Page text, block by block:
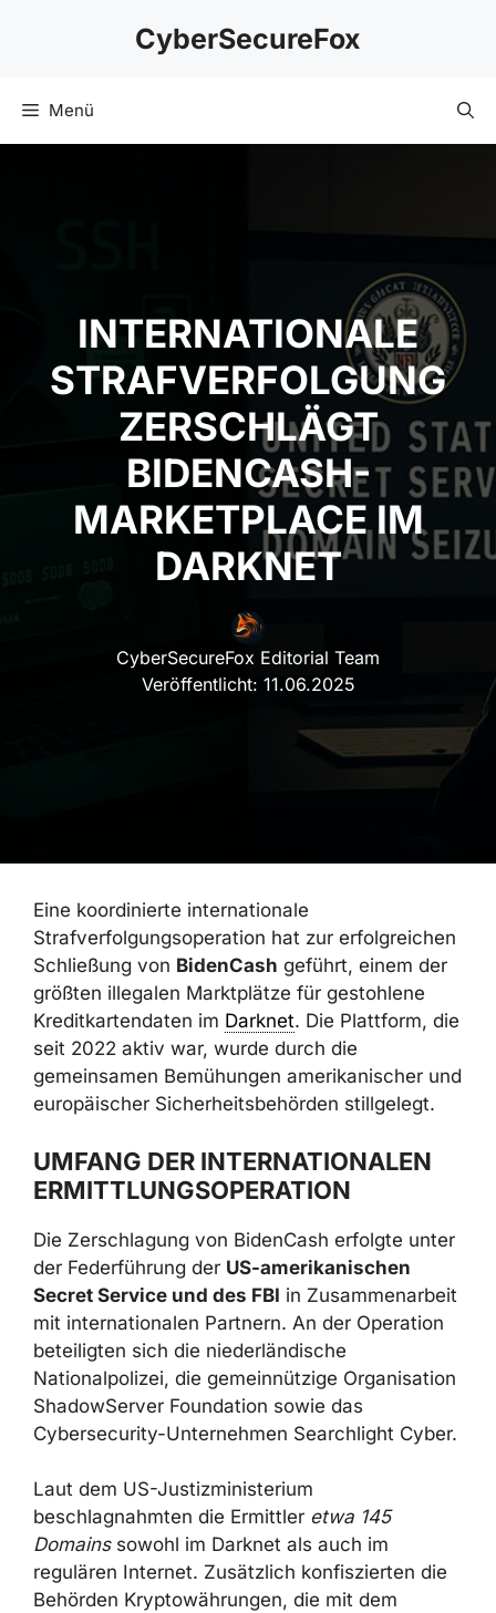
CyberSecureFox
Menü
INTERNATIONALE
STRAFVERFOLGUNG
ZERSCHLÄGT
BIDENCASH-
MARKETPLACE IM
DARKNET
CyberSecureFox Editorial Team
Veröffentlicht: 11.06.2025
Eine koordinierte internationale
Strafverfolgungsoperation hat zur erfolgreichen
Schließung von BidenCash geführt, einem der
größten illegalen Marktplätze für gestohlene
Kreditkartendaten im Darknet. Die Plattform, die
seit 2022 aktiv war, wurde durch die
gemeinsamen Bemühungen amerikanischer und
europäischer Sicherheitsbehörden stillgelegt.
UMFANG DER INTERNATIONALEN
ERMITTLUNGSOPERATION
Die Zerschlagung von BidenCash erfolgte unter
der Federführung der US-amerikanischen
Secret Service und des FBI in Zusammenarbeit
mit internationalen Partnern. An der Operation
beteiligten sich die niederländische
Nationalpolizei, die gemeinnützige Organisation
ShadowServer Foundation sowie das
Cybersecurity-Unternehmen Searchlight Cyber.
Laut dem US-Justizministerium
beschlagnahmten die Ermittler etwa 145
Domainssowohl im Darknet als auch im
regulären Internet. Zusätzlich konfiszierten die
Behörden Kryptowährungen, die mit dem